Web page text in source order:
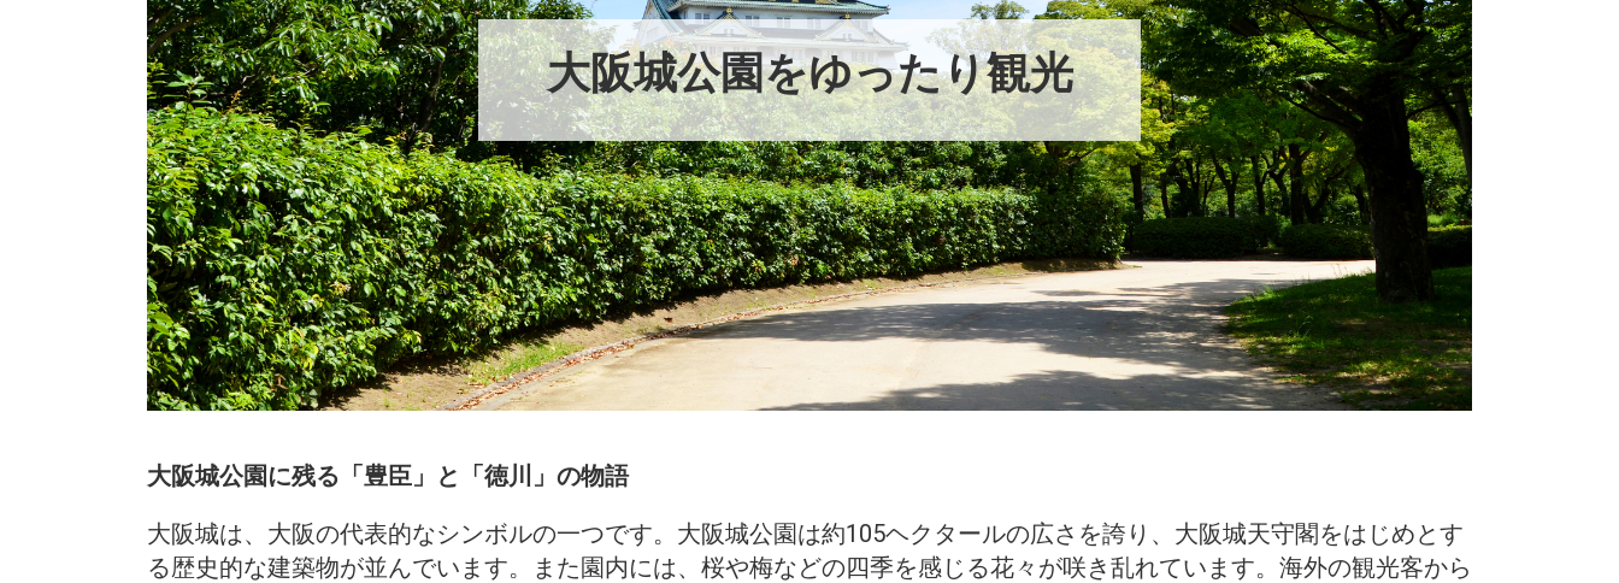
大阪城公園をゆったり観光
大阪城公園に残る「豊臣」と「徳川」の物語
大阪城は、大阪の代表的なシンボルの一つです。大阪城公園は約105ヘクタールの広さを誇り、大阪城天守閣をはじめとす
る歴史的な建築物が並んでいます。また園内には、桜や梅などの四季を感じる花々が咲き乱れています。海外の観光客から